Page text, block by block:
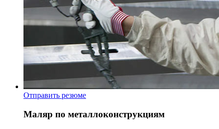
Отправить резюме
Маляр по металлоконструкциям